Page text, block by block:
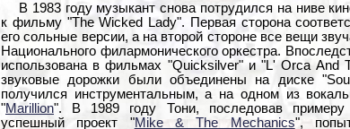
В 1983 году музыкант снова потрудился на ниве
к фильму "The Wicked Lady". Первая сторона
его сольные версии, а на второй стороне все вещи
Национального филармонического оркестра.
использована в фильмах "Quicksilver" и "L' Orca And
звуковые дорожки были объединены на диске
получился инструментальным, а на одном из
"Marillion". В 1989 году Тони, последовав примеру
успешный проект "Mike & The Mechanics",